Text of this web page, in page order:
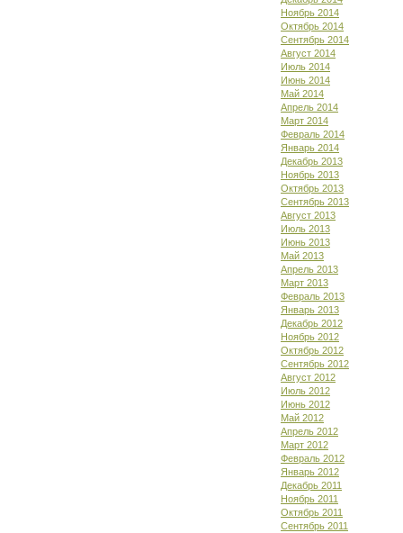
Ноябрь 2014
Октябрь 2014
Сентябрь 2014
Август 2014
Июль 2014
Июнь 2014
Май 2014
Апрель 2014
Март 2014
Февраль 2014
Январь 2014
Декабрь 2013
Ноябрь 2013
Октябрь 2013
Сентябрь 2013
Август 2013
Июль 2013
Июнь 2013
Май 2013
Апрель 2013
Март 2013
Февраль 2013
Январь 2013
Декабрь 2012
Ноябрь 2012
Октябрь 2012
Сентябрь 2012
Август 2012
Июль 2012
Июнь 2012
Май 2012
Апрель 2012
Март 2012
Февраль 2012
Январь 2012
Декабрь 2011
Ноябрь 2011
Октябрь 2011
Сентябрь 2011